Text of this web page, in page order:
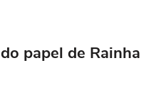
papel de Rainha